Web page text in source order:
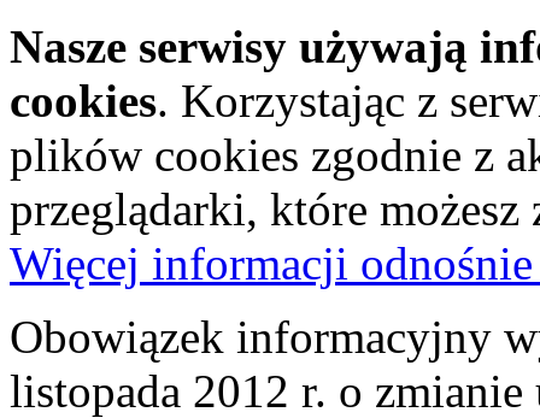
Nasze serwisy używają
cookies. Korzystając z
plików cookies zgodnie z
przeglądarki, które
Więcej informacji
Obowiązek informacyjny
listopada 2012 r. o zmianie